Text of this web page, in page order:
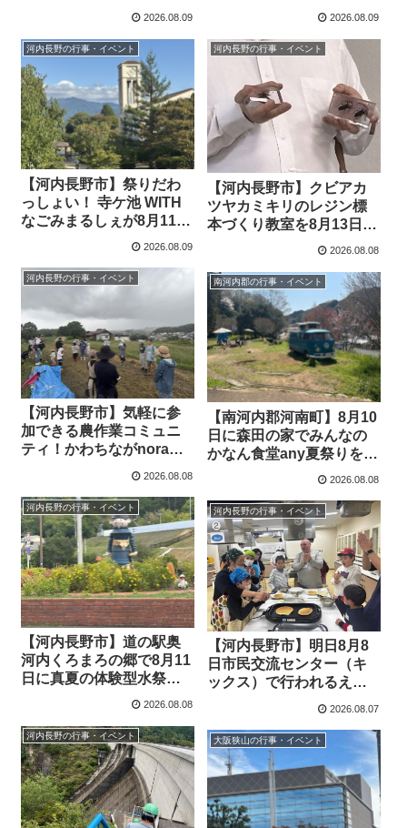
2026.08.09 2026.08.09
河内長野の行事・イベント
【河内長野市】祭りだわ
っしょい！ 寺ケ池 WITH
なごみまるしぇが8月11日
に盆踊り大会を行います
2026.08.09
河内長野の行事・イベント
【河内長野市】クビアカ
ツヤカミキリのレジン標
本づくり教室を8月13日
13:30からキックスで開催
2026.08.08
河内長野の行事・イベント
【河内長野市】気軽に参
加できる農作業コミュニ
ティ！かわちながnoraで9
2026.08.08
南河内郡の行事・イベント
【南河内郡河南町】8月10
日に森田の家でみんなの
かなん食堂any夏祭りを開
2026.08.08
河内長野の行事・イベント
【河内長野市】道の駅奥
河内くろまろの郷で8月11
日に真夏の体験型水祭り
「ひるぼん」を開催
2026.08.08
河内長野の行事・イベント
【河内長野市】明日8月8
日市民交流センター（キ
ックス）で行われるえい
2026.08.07
河内長野の行事・イベント 大阪狭山の行事・イベント